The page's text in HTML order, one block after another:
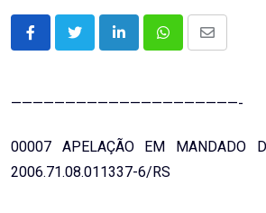
LinkedInWhatsappShare
—————————————————————-
00007 APELAÇÃO EM MANDADO
2006.71.08.011337-6/RS